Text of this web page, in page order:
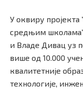
У оквиру
средњим
и Владе Дивац уз
више од 10.000
квалитетније
технологије,